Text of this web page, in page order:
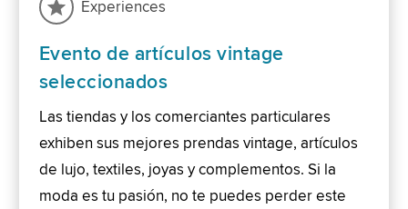
Experiences
Evento de artículos vintage
seleccionados
Las tiendas y los comerciantes particulares
exhiben sus mejores prendas vintage, artículos
de lujo, textiles, joyas y complementos. Si la
moda es tu pasión, no te puedes perder este